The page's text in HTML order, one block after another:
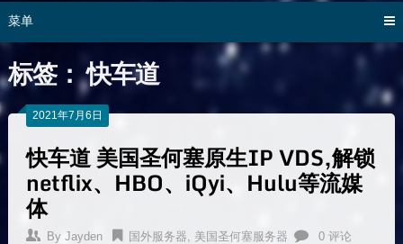
菜单
标签：快车道
2021年7月6日
快车道 美国圣何塞原生IP VDS,解锁
netflix、HBO、iQyi、Hulu等流媒
体
By Jayden 国外服务器, 美国圣何塞服务器 0 评论